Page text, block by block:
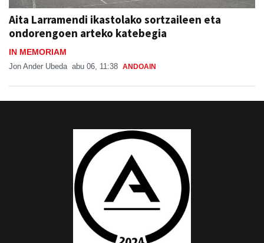
Aita Larramendi ikastolako sortzaileen eta
ondorengoen arteko katebegia
IN MEMORIAM
Jon Ander Ubeda abu 06, 11:38 ANDOAIN